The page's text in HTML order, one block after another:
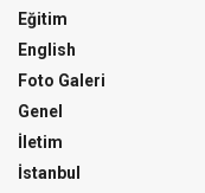
Eğitim
English
Foto Galeri
Genel
İletim
İstanbul